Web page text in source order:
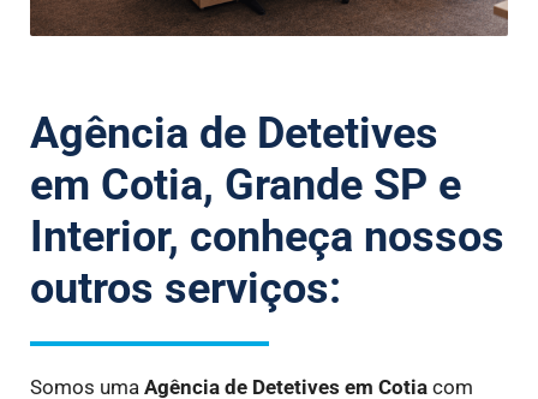
Agência de Detetives
em Cotia, Grande SP e
Interior, conheça nossos
outros serviços:
Somos uma Agência de Detetives em Cotia com